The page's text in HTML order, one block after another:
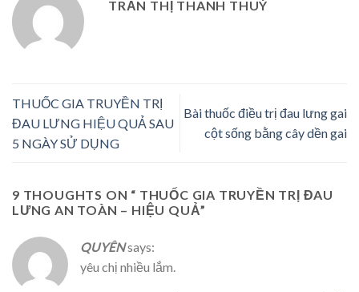
TRẦN THỊ THANH THUÝ
THUỐC GIA TRUYỀN TRỊ
ĐAU LƯNG HIỆU QUẢ SAU
5 NGÀY SỬ DỤNG
Bài thuốc điều trị đau lưng gai
cột sống bằng cây dền gai
9 THOUGHTS ON “ THUỐC GIA TRUYỀN TRỊ ĐAU
LƯNG AN TOÀN – HIỆU QUẢ”
QUYÊNsays:
yêu chị nhiều lắm.